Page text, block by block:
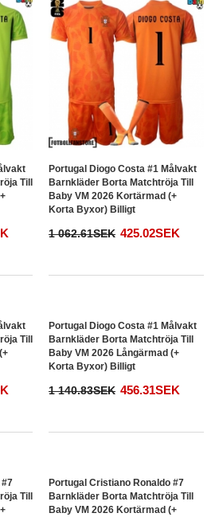
Till
Portugal Diogo Costa #1 Målvakt
Barnkläder Borta Matchtröja Till
Baby VM 2026 Kortärmad (+
Korta Byxor) Billigt
1 062.61SEK 425.02SEK
Till
Barnkläder Borta Matchtröja Till
Baby VM 2026 Långärmad (+
Korta Byxor) Billigt